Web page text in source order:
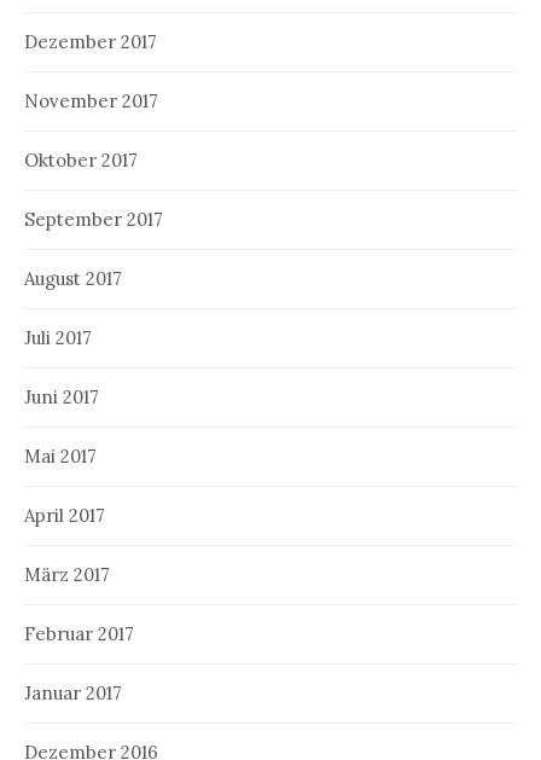
Dezember 2017
November 2017
Oktober 2017
September 2017
August 2017
Juli 2017
Juni 2017
Mai 2017
April 2017
März 2017
Februar 2017
Januar 2017
Dezember 2016